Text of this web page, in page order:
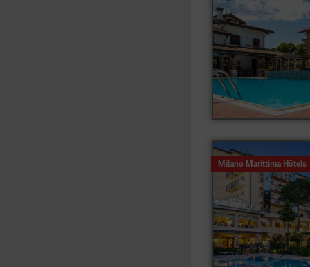
Milano Marittima Hôtels